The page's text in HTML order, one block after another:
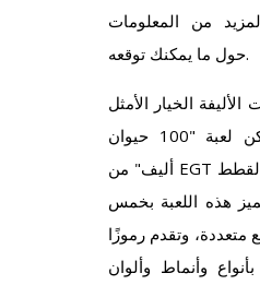
لمزيد من المعلومات
حول ما يمكنك توقعه.
الأليفة الخيار الأمثل
لألعاب القمار، لكن لعبة "100 حيوان
أليف" من EGT تتيح لك اكتشاف القطط
هذه اللعبة بخمس
وتقدم رموزًا
بأنواع وأنماط وألوان